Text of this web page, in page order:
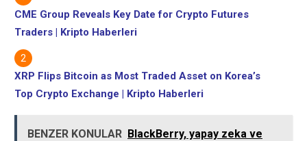
CME Group Reveals Key Date for Crypto Futures
Traders | Kripto Haberleri
XRP Flips Bitcoin as Most Traded Asset on Korea’s
Top Crypto Exchange | Kripto Haberleri
BENZER KONULAR BlackBerry, yapay zeka ve